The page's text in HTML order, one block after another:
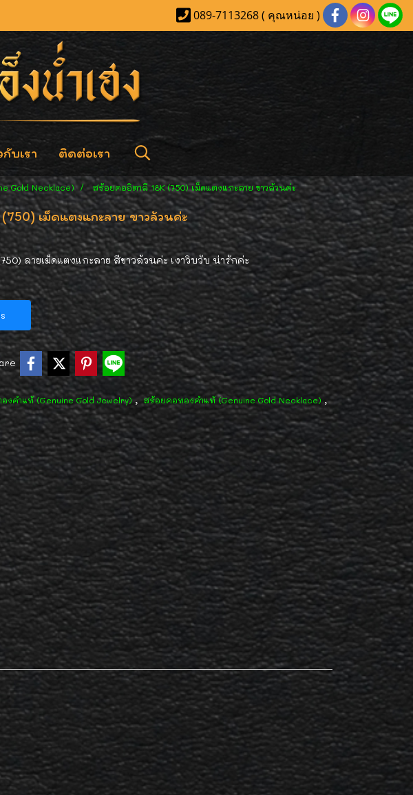
089-7113268 ( คุณหน่อย )
กับเรา ติดต่อเรา
Gold Necklace) สร้อยคออิตาลี 18K (750) เม็ดแตงแกะลาย ขาวล้วนค่ะ
เม็ดแตงแกะลาย ขาวล้วนค่ะ
ลายเม็ดแตงแกะลาย สีขาวล้วนค่ะ เงาวิบวับ น่ารักค่ะ
งคำแท้ (Genuine Gold Jewelry) , สร้อยคอทองคำแท้ (Genuine Gold Necklace) ,